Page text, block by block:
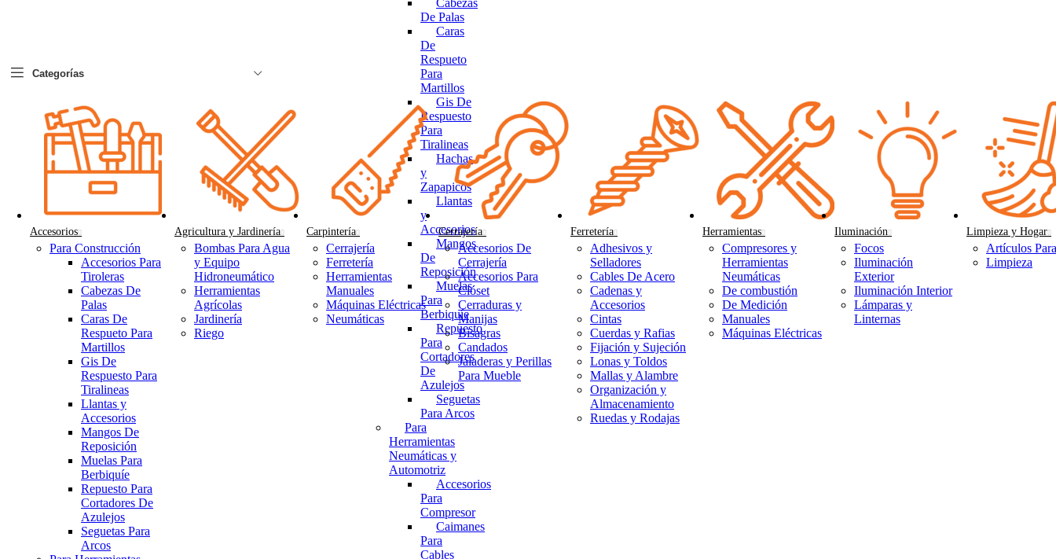
Cabezas
De Palas
Caras
De
Respueto
Para
Martillos
Gis De
Respuesto
Para
Tiralineas
Hachas
y
Zapapicos
Llantas
y
Accesorios
Mangos
De
Reposición
Muelas
Para
Berbiquíe
Repuesto
Para
Cortadores
De
Azulejos
Seguetas
Para Arcos
Para
Herramientas
Neumáticas y
Automotriz
Accesorios
Para
Compresor
Caimanes
Para
Cables
Categorías
Accesorios
Para Construcción
Accesorios Para
Tiroleras
Cabezas De
Palas
Caras De
Respueto Para
Martillos
Gis De
Respuesto Para
Tiralineas
Llantas y
Accesorios
Mangos De
Reposición
Muelas Para
Berbiquíe
Repuesto Para
Cortadores De
Azulejos
Seguetas Para
Arcos
Agricultura y Jardinería
Bombas Para Agua
y Equipo
Hidroneumático
Herramientas
Agrícolas
Jardinería
Riego
Carpintería
Cerrajería
Ferretería
Herramientas
Manuales
Máquinas Eléctricas
Neumáticas
Cerrajería
Accesorios De
Cerrajería
Accesorios Para
Clóset
Cerraduras y
Manijas
Bisagras
Candados
Jaladeras y Perillas
Para Mueble
Ferretería
Adhesivos y
Selladores
Cables De Acero
Cadenas y
Accesorios
Cintas
Cuerdas y Rafias
Fijación y Sujeción
Lonas y Toldos
Mallas y Alambre
Organización y
Almacenamiento
Ruedas y Rodajas
Herramientas
Compresores y
Herramientas
Neumáticas
De combustión
De Medición
Manuales
Máquinas Eléctricas
Iluminación
Focos
Iluminación
Exterior
Iluminación Interior
Lámparas y
Linternas
Limpieza y Hogar
Artículos
Limpieza